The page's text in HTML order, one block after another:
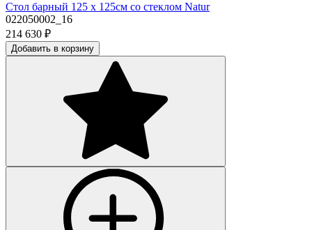
Стол барный 125 х 125см со стеклом Natur
022050002_16
214 630 ₽
Добавить в корзину